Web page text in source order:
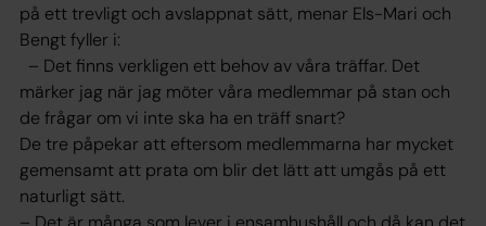
på ett trevligt och avslappnat sätt, menar Els-Mari och
Bengt fyller i:
– Det finns verkligen ett behov av våra träffar. Det
märker jag när jag möter våra medlemmar på stan och
de frågar om vi inte ska ha en träff snart?
De tre påpekar att eftersom medlemmarna har mycket
gemensamt att prata om blir det lätt att umgås på ett
naturligt sätt.